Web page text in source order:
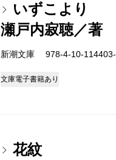
いずこより
瀬戸内寂聴／著
新潮文庫 978-4-10-
文庫電子書籍あり
花紋